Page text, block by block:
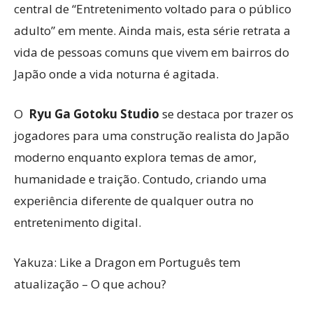
central de “Entretenimento voltado para o público
adulto” em mente. Ainda mais, esta série retrata a
vida de pessoas comuns que vivem em bairros do
Japão onde a vida noturna é agitada.
O Ryu Ga Gotoku Studio se destaca por trazer os
jogadores para uma construção realista do Japão
moderno enquanto explora temas de amor,
humanidade e traição. Contudo, criando uma
experiência diferente de qualquer outra no
entretenimento digital.
Yakuza: Like a Dragon em Português tem
atualização – O que achou?